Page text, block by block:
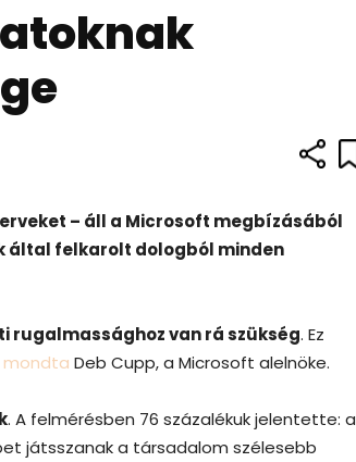
– áll a Microsoft megbízásából
által felkarolt dologból minden
rugalmassághoz van rá szükség. Ez
mondta Deb Cupp, a Microsoft alelnöke.
. A felmérésben 76 százalékuk jelentette: a
játsszanak a társadalom szélesebb